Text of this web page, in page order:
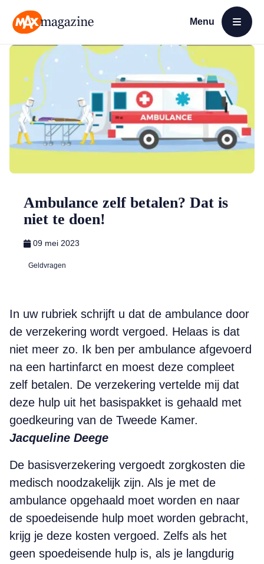
Menu
Open menu
Ambulance zelf betalen? Dat is
niet te doen!
09 mei 2023
Geldvragen
In uw rubriek schrijft u dat de ambulance door
de verzekering wordt vergoed. Helaas is dat
niet meer zo. Ik ben per ambulance afgevoerd
na een hartinfarct en moest deze compleet
zelf betalen. De verzekering vertelde mij dat
deze hulp uit het basispakket is gehaald met
goedkeuring van de Tweede Kamer.
Jacqueline Deege
De basisverzekering vergoedt zorgkosten die
medisch noodzakelijk zijn. Als je met de
ambulance opgehaald moet worden en naar
de spoedeisende hulp moet worden gebracht,
krijg je deze kosten vergoed. Zelfs als het
geen spoedeisende hulp is, als je langdurig